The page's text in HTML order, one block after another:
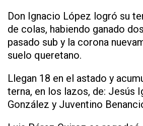
Don Ignacio López logró su
de colas, habiendo ganado
pasado sub y la corona
suelo queretano.
Llegan 18 en el astado y
terna, en los lazos, de: Jesús
González y Juventino